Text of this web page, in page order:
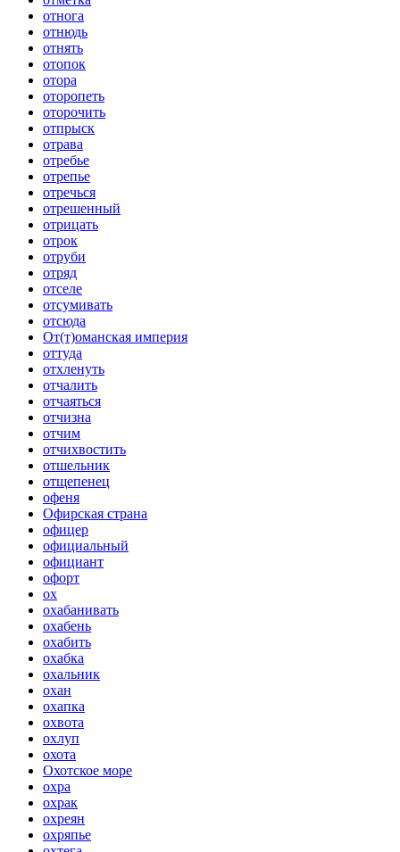
отнога
отнюдь
отнять
отопок
отора
оторопеть
оторочить
отпрыск
отрава
отребье
отрепье
отречься
отрешенный
отрицать
отрок
отруби
отряд
отселе
отсумивать
отсюда
От(т)оманская империя
оттуда
отхленуть
отчалить
отчаяться
отчизна
отчим
отчихвостить
отшельник
отщепенец
офеня
Офирская страна
офицер
официальный
официант
офорт
ох
охабанивать
охабень
охабить
охабка
охальник
охан
охапка
охвота
охлуп
охота
Охотское море
охра
охрак
охреян
охряпье